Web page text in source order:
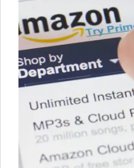
转
无
人
机
欧
美
场
务
模